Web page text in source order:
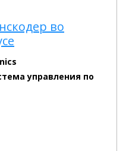
во
управления по